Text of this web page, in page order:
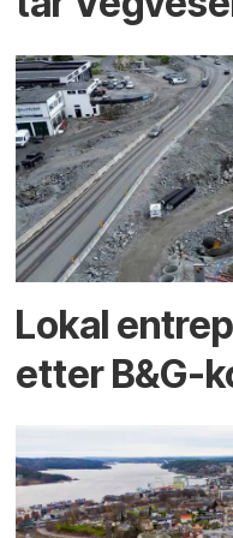
Lokal
etter B&G-